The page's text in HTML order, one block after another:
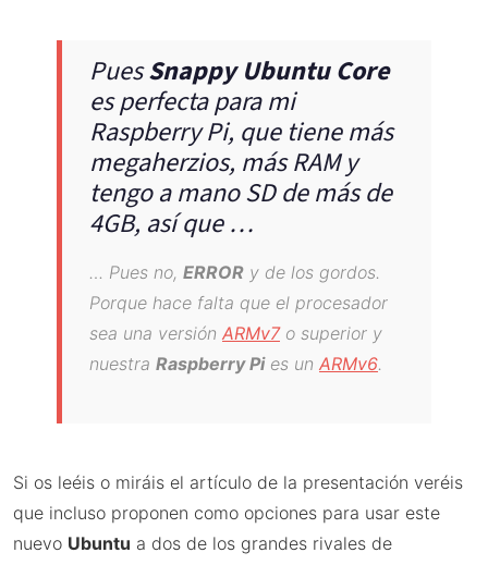
PuesSnappy Ubuntu Core
es perfecta para mi
Raspberry Pi, que tiene más
megaherzios, más RAM y
tengo a mano SD de más de
4GB, así que …
… Pues no, ERROR y de los gordos.
Porque hace falta que el procesador
sea una versión ARMv7o superior y
nuestra Raspberry Pies un ARMv6.
Si os leéis o miráis el artículo de la presentación veréis
que incluso proponen como opciones para usar este
nuevo Ubuntu a dos de los grandes rivales de